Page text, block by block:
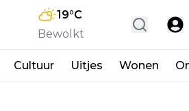
19°C
Bewolkt
Cultuur Uitjes Wonen